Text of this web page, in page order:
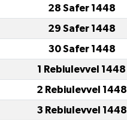
28 Safer 1448
29 Safer 1448
30 Safer 1448
1 Rebiulevvel 1448
2 Rebiulevvel 1448
3 Rebiulevvel 1448